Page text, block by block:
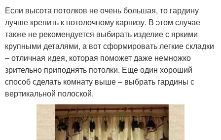
Если высота потолков не очень большая, то гардину
лучше крепить к потолочному карнизу. В этом случае
также не рекомендуется выбирать изделие с яркими
крупными деталями, а вот сформировать легкие складки
– отличная идея, которая поможет даже немножко
зрительно приподнять потолки. Еще один хороший
способ сделать комнату выше – выбрать гардины с
вертикальной полоской.